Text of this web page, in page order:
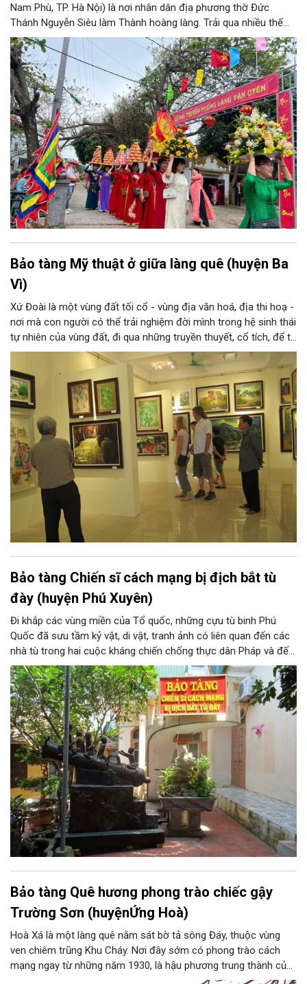
Nam Phù, TP. Hà Nội) là nơi nhân dân địa phương thờ Đức
Thánh Nguyễn Siêu làm Thành hoàng làng. Trải qua nhiều thế
hệ, ngôi đình không chỉ là không gian sinh hoạt tín ngưỡng của
cộng đồng dân cư mà còn lưu giữ nhiều giá trị lịch sử, văn hóa.
Bảo tàng Mỹ thuật ở giữa làng quê (huyện Ba
Vì)
Xứ Đoài là một vùng đất tối cổ - vùng địa văn hoá, địa thi hoạ -
nơi mà con người có thể trải nghiệm đời mình trong hệ sinh thái
tự nhiên của vùng đất, đi qua những truyền thuyết, cổ tích, để từ
đó tạo nên tâm tính, giọng nói đặc trưng của con người xứ
Đoài. Nắng và gió, núi và sông xứ Đoài đã gợi cảm hứng sáng
tác cho một Tản Đà, một Quang Dũng và nhiều thi nhân, hoạ sĩ:
từ Tô Ngọc Vân, Nguyễn Gia Trí đến Sĩ Tốt, Nguyễn Tiến Chung,
Nguyễn Tư Nghiêm, Nguyễn Sáng... và những thế hệ văn nghệ sĩ
sau này, ở họ đều có những sáng tác xuất sắc về xứ Đoài.
Bảo tàng Chiến sĩ cách mạng bị địch bắt tù
đày (huyện Phú Xuyên)
Đi khắp các vùng miền của Tổ quốc, những cựu tù binh Phú
Quốc đã sưu tầm kỷ vật, di vật, tranh ảnh có liên quan đến các
nhà tù trong hai cuộc kháng chiến chống thực dân Pháp và đế
quốc Mỹ xâm lược mà đồng đội và các ông đã trải qua. Hơn 20
năm kiếm tìm và góp nhặt, Bảo tàng Chiến sĩ cách mạng bị
địch bắt tù đày, do chính những người cựu tù năm xưa thành lập
là những minh chứng chân thực về một thời oanh liệt và hào
hùng của dân tộc.
Bảo tàng Quê hương phong trào chiếc gậy
Trường Sơn (huyệnỨng Hoà)
Hoà Xá là một làng quê nằm sát bờ tả sông Đáy, thuộc vùng
ven chiêm trũng Khu Cháy. Nơi đây sớm có phong trào cách
mạng ngay từ những năm 1930, là hậu phương trung thành của
cuộc kháng chiến chống Pháp. Trong công cuộc kháng chiến